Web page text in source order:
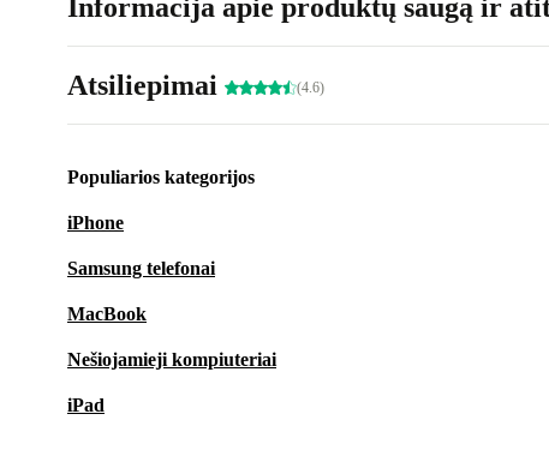
Informacija apie produktų saugą ir
Atsiliepimai (4.6)
Populiarios kategorijos
iPhone
Samsung telefonai
MacBook
Nešiojamieji kompiuteriai
iPad